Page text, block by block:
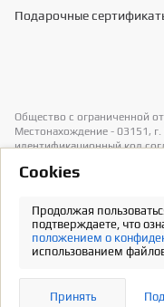
Подарочные
Общество с ограниченной
Местонахождение - 03151,
идентификационный код
Информация о стоимости
доставка». В расчет
Сookies
Продолжая
подтверждаете, что
положением о
использованием
Принять